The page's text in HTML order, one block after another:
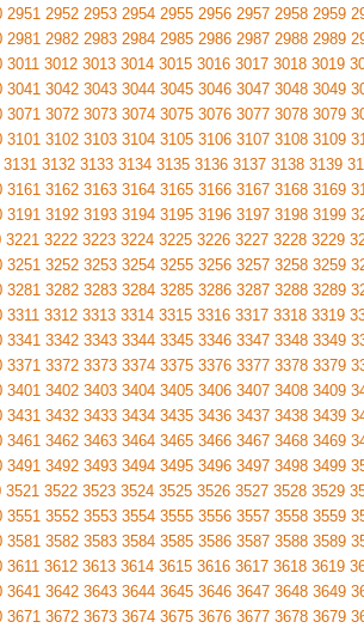
2951 2952 2953 2954 2955 2956 2957 2958 2959
2981 2982 2983 2984 2985 2986 2987 2988 2989
3011 3012 3013 3014 3015 3016 3017 3018 3019
3041 3042 3043 3044 3045 3046 3047 3048 3049
3071 3072 3073 3074 3075 3076 3077 3078 3079
3101 3102 3103 3104 3105 3106 3107 3108 3109
3131 3132 3133 3134 3135 3136 3137 3138 3139
3161 3162 3163 3164 3165 3166 3167 3168 3169
3191 3192 3193 3194 3195 3196 3197 3198 3199
3221 3222 3223 3224 3225 3226 3227 3228 3229
3251 3252 3253 3254 3255 3256 3257 3258 3259
3281 3282 3283 3284 3285 3286 3287 3288 3289
3311 3312 3313 3314 3315 3316 3317 3318 3319
3341 3342 3343 3344 3345 3346 3347 3348 3349
3371 3372 3373 3374 3375 3376 3377 3378 3379
3401 3402 3403 3404 3405 3406 3407 3408 3409
3431 3432 3433 3434 3435 3436 3437 3438 3439
3461 3462 3463 3464 3465 3466 3467 3468 3469
3491 3492 3493 3494 3495 3496 3497 3498 3499
3521 3522 3523 3524 3525 3526 3527 3528 3529
3551 3552 3553 3554 3555 3556 3557 3558 3559
3581 3582 3583 3584 3585 3586 3587 3588 3589
3611 3612 3613 3614 3615 3616 3617 3618 3619
3641 3642 3643 3644 3645 3646 3647 3648 3649
3671 3672 3673 3674 3675 3676 3677 3678 3679